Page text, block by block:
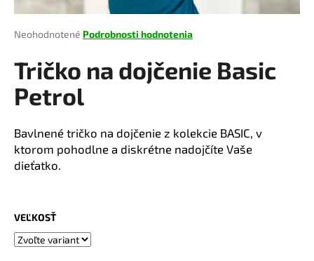
Priemerné
produktu
0,0
z
hviezdičiek.
Neohodnotené Podrobnosti hodnotenia
Tričko na dojčenie Basic
Petrol
Bavlnené tričko na dojčenie z kolekcie BASIC, v
ktorom pohodlne a diskrétne nadojčíte Vaše
dieťatko.
VEĽKOSŤ
á
j
ť
?
O
d